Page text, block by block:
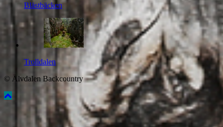
Blästbäcken
Trolldalen
© Älvdalen Backcountry